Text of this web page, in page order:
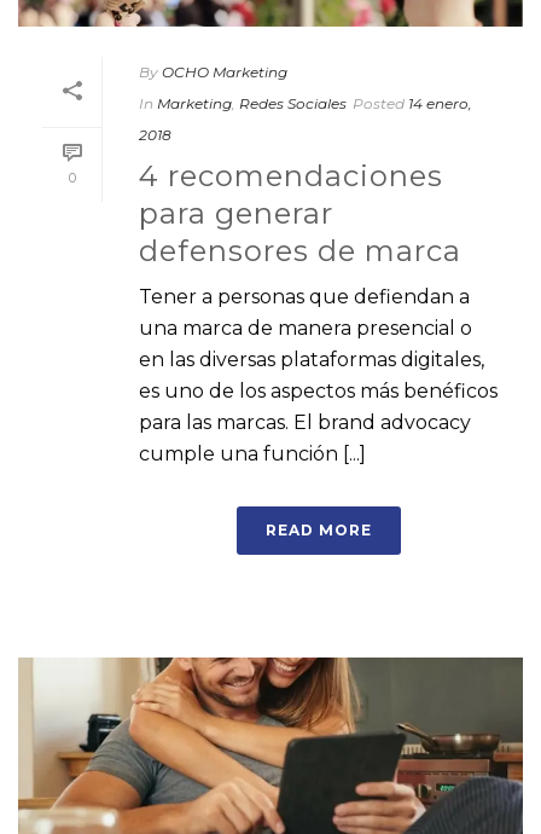
0
By OCHO Marketing
In Marketing, Redes Sociales Posted 14 enero,
2018
4 recomendaciones
para generar
defensores de marca
Tener a personas que defiendan a
una marca de manera presencial o
en las diversas plataformas digitales,
es uno de los aspectos más benéficos
para las marcas. El brand advocacy
cumple una función [...]
READ MORE